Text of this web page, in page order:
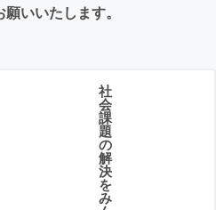
いいたします。
社
会
課
題
の
解
決
を
み